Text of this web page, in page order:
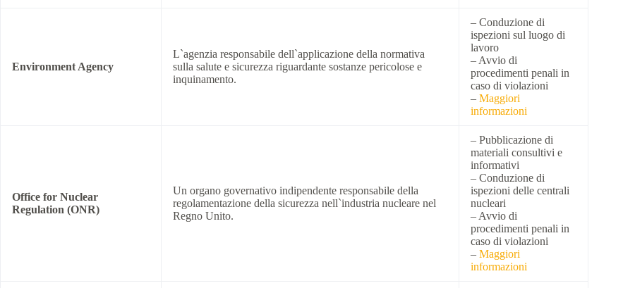
Environment Agency
L`agenzia responsabile dell`applicazione della normativa
sulla salute e sicurezza riguardante sostanze pericolose e
inquinamento.
– Conduzione di
ispezioni sul luogo di
lavoro
– Avvio di
procedimenti penali in
caso di violazioni
– Maggiori
informazioni
Office for Nuclear
Regulation (ONR)
Un organo governativo indipendente responsabile della
regolamentazione della sicurezza nell`industria nucleare nel
Regno Unito.
– Pubblicazione di
materiali consultivi e
informativi
– Conduzione di
ispezioni delle centrali
nucleari
– Avvio di
procedimenti penali in
caso di violazioni
– Maggiori
informazioni